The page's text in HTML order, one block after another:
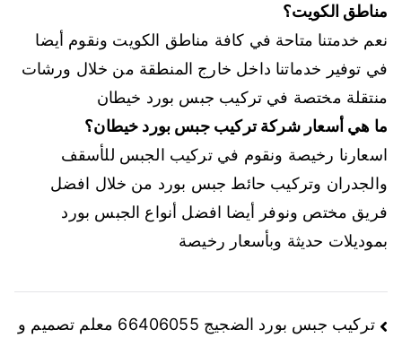
مناطق الكويت؟
نعم خدمتنا متاحة في كافة مناطق الكويت ونقوم أيضا
في توفير خدماتنا داخل خارج المنطقة من خلال ورشات
منتقلة مختصة في تركيب جبس بورد خيطان
ما هي أسعار شركة تركيب جبس بورد خيطان؟
اسعارنا رخيصة ونقوم في تركيب الجبس للأسقف
والجدران وتركيب حائط جبس بورد من خلال افضل
فريق مختص ونوفر أيضا افضل أنواع الجبس بورد
بموديلات حديثة وبأسعار رخيصة
تركيب جبس بورد الضجيج 66406055 معلم تصميم و